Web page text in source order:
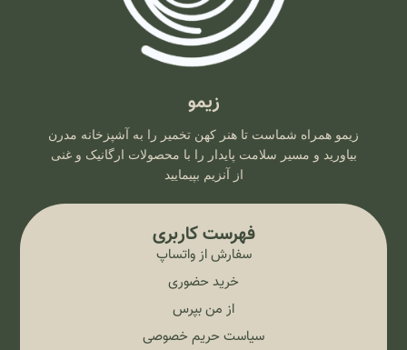
زیمو
زیمو همراه شماست تا هنر کهن تخمیر را به آشپزخانه مدرن
بیاورید و مسیر سلامت پایدار را با محصولات ارگانیک و غنی
از آنزیم بپیمایید
فهرست کاربری
سفارش از واتساپ
خرید حضوری
از من بپرس
سیاست حریم خصوصی